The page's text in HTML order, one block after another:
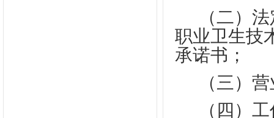
（二）
职业卫生技
承诺书；
（三）
（四）